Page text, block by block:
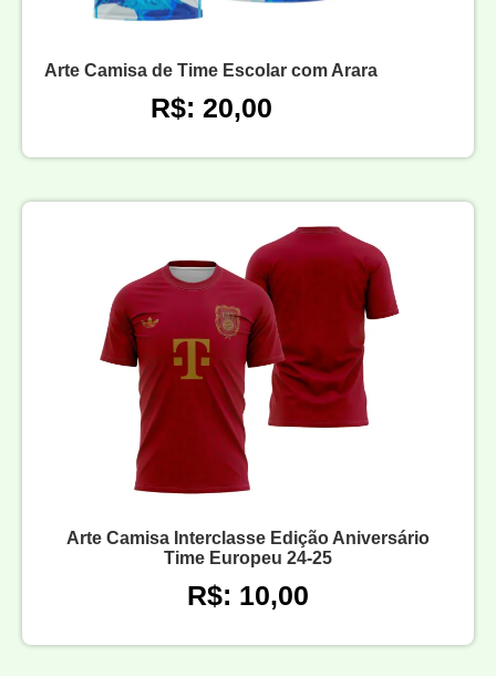
Arte Camisa de Time Escolar com Arara
R$: 20,00
Arte Camisa Interclasse Edição Aniversário
Time Europeu 24-25
R$: 10,00